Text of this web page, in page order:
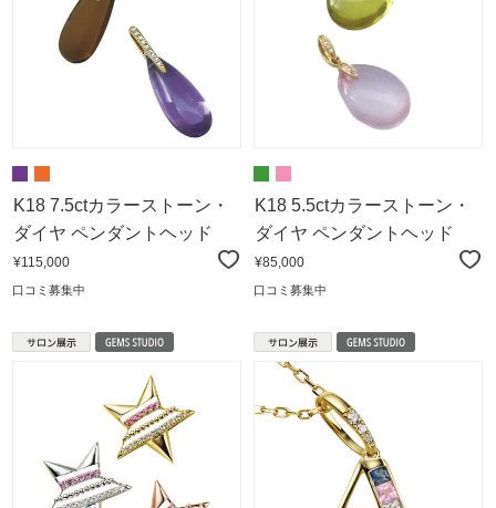
K18 7.5ctカラーストーン・
ダイヤ ペンダントヘッド
¥115,000
口コミ募集中
K18 5.5ctカラーストーン・
ダイヤ ペンダントヘッド
¥85,000
口コミ募集中